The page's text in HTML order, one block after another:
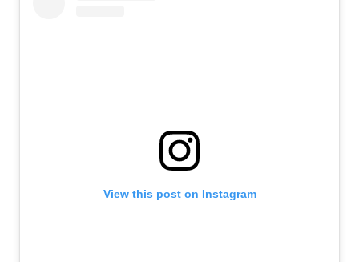
View this post on Instagram